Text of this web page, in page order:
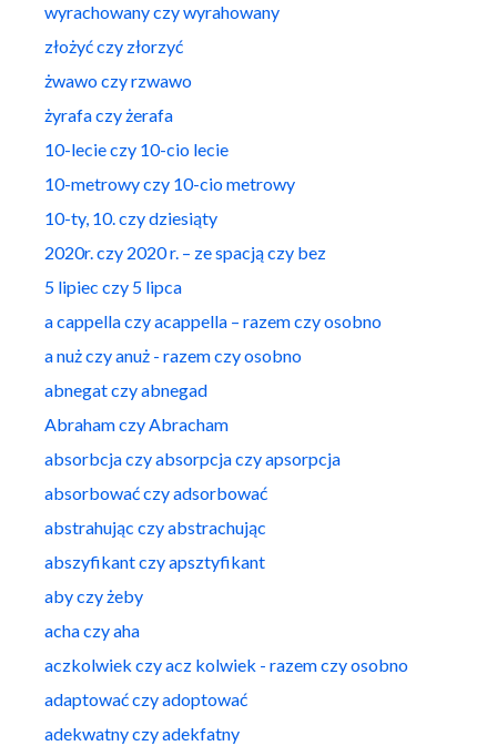
wyrachowany czy wyrahowany
złożyć czy złorzyć
żwawo czy rzwawo
żyrafa czy żerafa
10-lecie czy 10-cio lecie
10-metrowy czy 10-cio metrowy
10-ty, 10. czy dziesiąty
2020r. czy 2020 r. – ze spacją czy bez
5 lipiec czy 5 lipca
a cappella czy acappella – razem czy osobno
a nuż czy anuż - razem czy osobno
abnegat czy abnegad
Abraham czy Abracham
absorbcja czy absorpcja czy apsorpcja
absorbować czy adsorbować
abstrahując czy abstrachując
abszyfikant czy apsztyfikant
aby czy żeby
acha czy aha
aczkolwiek czy acz kolwiek - razem czy osobno
adaptować czy adoptować
adekwatny czy adekfatny